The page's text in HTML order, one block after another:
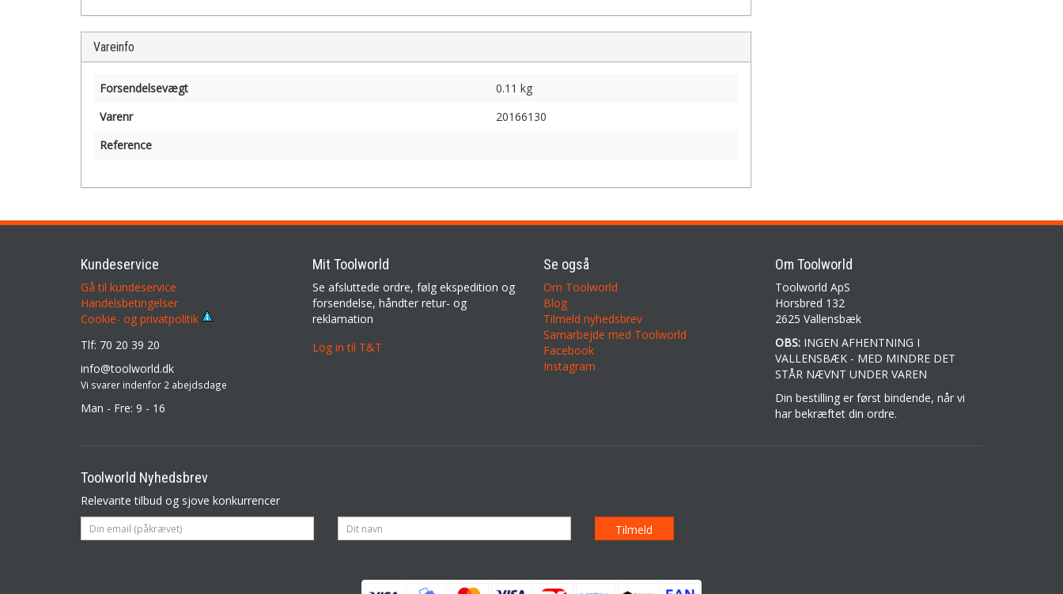
Vareinfo
Forsendelsevægt
0.11 kg
Varenr
20166130
Reference
Kundeservice
Gå til kundeservice
Handelsbetingelser
Cookie- og privatpolitik
Tlf: 70 20 39 20
info@toolworld.dk
Vi svarer indenfor 2 abejdsdage
Man - Fre: 9 - 16
Mit Toolworld
Se afsluttede ordre, følg ekspedition og
forsendelse, håndter retur- og
reklamation
Log in til T&T
Se også
Om Toolworld
Blog
Tilmeld nyhedsbrev
Samarbejde med Toolworld
Facebook
Instagram
Om Toolworld
Toolworld ApS
Horsbred 132
2625 Vallensbæk
OBS:INGEN AFHENTNING I
VALLENSBÆK - MED MINDRE DET
STÅR NÆVNT UNDER VAREN
Din bestilling er først bindende, når vi
har bekræftet din ordre.
Toolworld Nyhedsbrev
Relevante tilbud og sjove konkurrencer